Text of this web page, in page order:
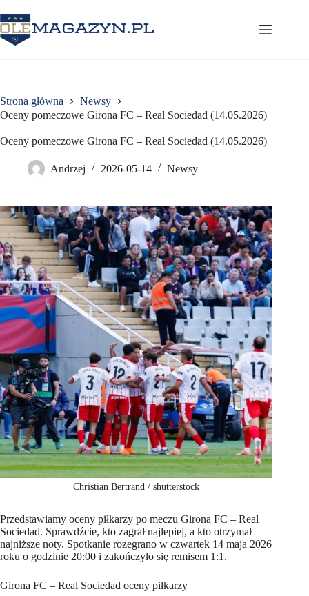
do
treści
Strona główna
Newsy
Oceny pomeczowe Girona FC – Real Sociedad (14.05.2026)
Oceny pomeczowe Girona FC – Real Sociedad (14.05.2026)
Andrzej 2026-05-14 Newsy
Christian Bertrand / shutterstock
Przedstawiamy oceny piłkarzy po meczu Girona FC – Real
Sociedad. Sprawdźcie, kto zagrał najlepiej, a kto otrzymał
najniższe noty. Spotkanie rozegrano w czwartek 14 maja 2026
roku o godzinie 20:00 i zakończyło się remisem 1:1.
Girona FC – Real Sociedad oceny piłkarzy